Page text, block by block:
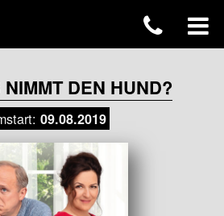
DEN HUND?
09.08.2019